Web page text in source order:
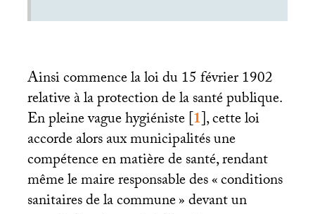
Ainsi commence la loi du 15 février 1902
relative à la protection de la santé publique.
En pleine vague hygiéniste[1], cette loi
accorde alors aux municipalités une
compétence en matière de santé, rendant
même le maire responsable des «conditions
sanitaires de la commune» devant un